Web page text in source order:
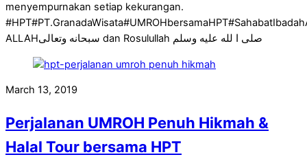
menyempurnakan setiap kekurangan.
ALLAHسبحانه وتعالى dan Rosulullah صلى ا لله عليه وسلم
March 13, 2019
Perjalanan UMROH Penuh Hikmah &
Halal Tour bersama HPT